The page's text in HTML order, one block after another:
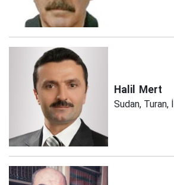
Halil Mert
Sudan,